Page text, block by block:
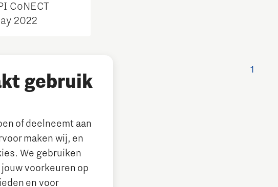
gebruik
of deelneemt aan
maken wij, en
We gebruiken
voorkeuren op
en voor
CoNECT
2022
1